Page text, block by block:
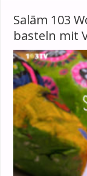
Salām 103
basteln mit